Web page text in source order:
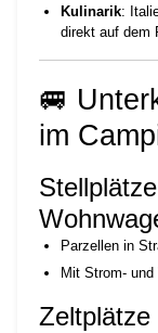
Kulinarik:
direkt auf dem
🚐
im
Parzellen in
Mit Strom- und